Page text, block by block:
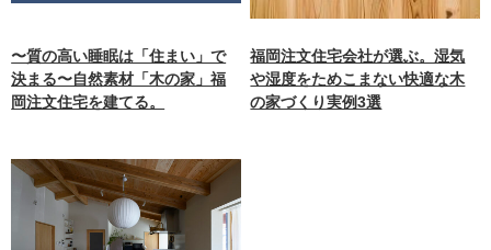
〜質の高い睡眠は「住まい」で
決まる〜自然素材「木の家」福
岡注文住宅を建てる。
福岡注文住宅会社が選ぶ。湿気
や湿度をためこまない快適な木
の家づくり実例3選